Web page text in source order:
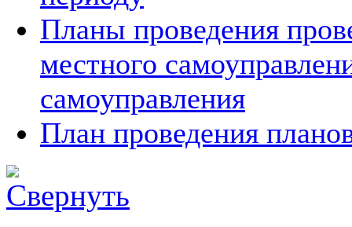
Планы проведения
местного
самоуправления
План проведения